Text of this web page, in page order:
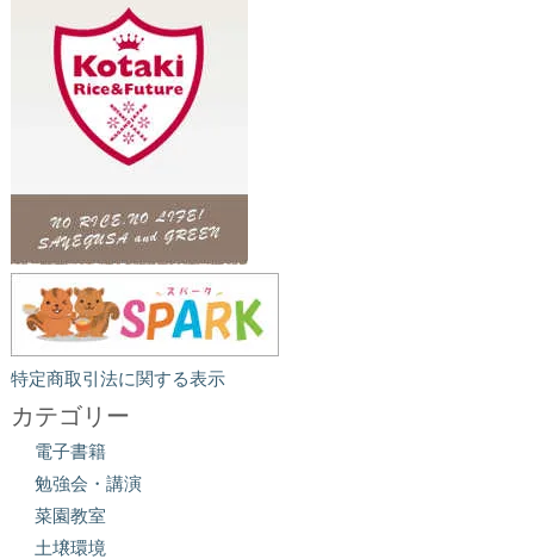
特定商取引法に関する表示
カテゴリー
電子書籍
勉強会・講演
菜園教室
土壌環境